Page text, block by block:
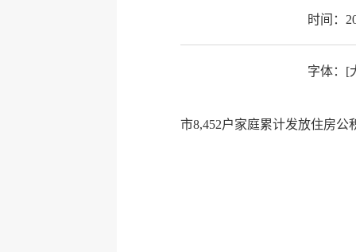
时间：
字体： [
市8,452户家庭累计发放住房公